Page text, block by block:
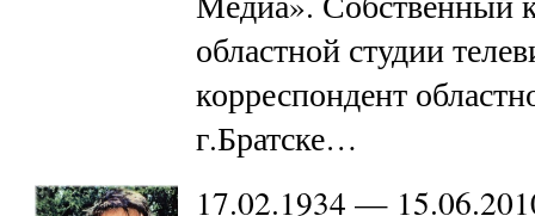
областной студии
корреспондент
г.Братске…
17.02.1934 —